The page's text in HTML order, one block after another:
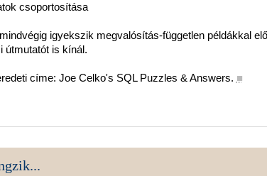
csoportosítása
igyekszik megvalósítás-független példákkal
útmutatót is kínál.
címe: Joe Celko's SQL Puzzles & Answers. ■